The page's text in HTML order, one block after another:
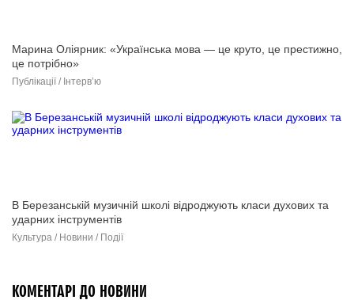
Марина Оліярник: «Українська мова — це круто, це престижно,
це потрібно»
Публікації / Інтерв’ю
В Березанській музичній школі відроджують класи духових та
ударних інструментів
Культура / Новини / Події
КОМЕНТАРІ ДО НОВИНИ